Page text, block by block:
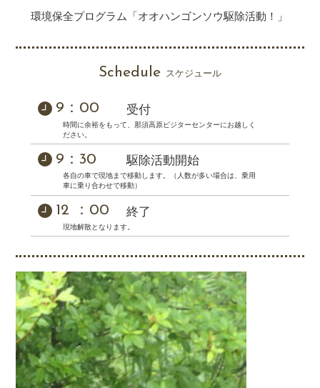
環境保全プログラム「オオハンゴンソウ駆除活動！」
Schedule スケジュール
9：00 受付
時間に余裕をもって、那須高原ビジターセンターにお越しく
ださい。
9：30 駆除活動開始
各自の車で現地まで移動します。（人数が多い場合は、乗用
車に乗り合わせで移動）
12 ：00 終了
現地解散となります。